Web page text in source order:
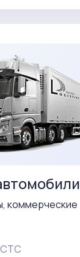
коммерческие
СТС